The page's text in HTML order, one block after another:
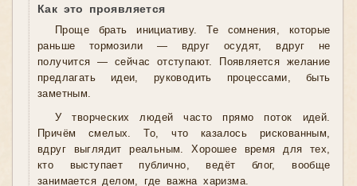
Как это проявляется
Проще брать инициативу. Те сомнения, которые
раньше тормозили — вдруг осудят, вдруг не
получится — сейчас отступают. Появляется желание
предлагать идеи, руководить процессами, быть
заметным.
У творческих людей часто прямо поток идей.
Причём смелых. То, что казалось рискованным,
вдруг выглядит реальным. Хорошее время для тех,
кто выступает публично, ведёт блог, вообще
занимается делом, где важна харизма.